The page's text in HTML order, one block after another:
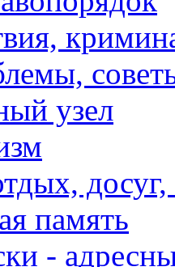
узел
память
-